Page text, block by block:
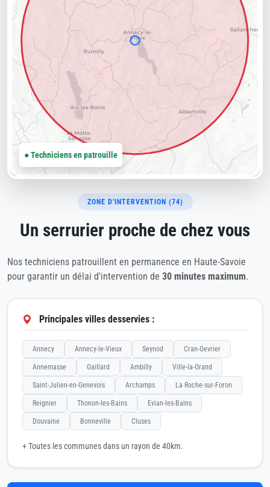
ZONE D'INTERVENTION (74)
Un serrurier proche de chez vous
Nos techniciens patrouillent en permanence en Haute-Savoie
pour garantir un délai d'intervention de 30 minutes maximum.
Principales villes desservies :
Annecy Annecy-le-Vieux Seynod Cran-Gevrier
Annemasse Gaillard Ambilly Ville-la-Grand
Saint-Julien-en-Genevois Archamps La Roche-sur-Foron
Reignier Thonon-les-Bains Evian-les-Bains
Douvaine Bonneville Cluses
+ Toutes les communes dans un rayon de 40km.
● Techniciens en patrouille